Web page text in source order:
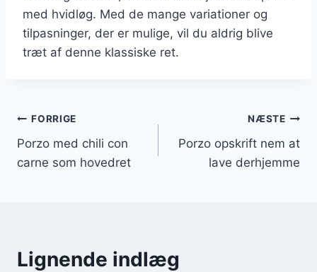
med hvidløg. Med de mange variationer og
tilpasninger, der er mulige, vil du aldrig blive
træt af denne klassiske ret.
Indlægsnavigation
FORRIGE
Porzo med chili con
carne som hovedret
NÆSTE
Porzo opskrift nem at
lave derhjemme
Lignende indlæg